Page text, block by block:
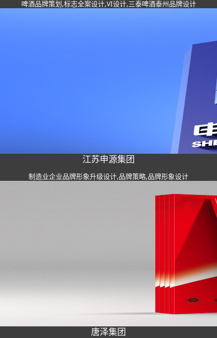
啤酒品牌策划,标志全案设计,VI设计,三泰啤酒泰州品牌设计
江苏申源集团
制造业企业品牌形象升级设计,品牌策略,品牌形象设计
唐泽集团